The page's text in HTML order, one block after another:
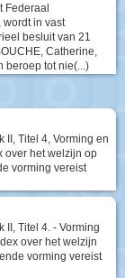
Federaal
wordt in vast
besluit van 21
Catherine,
beroep tot nie(...)
II, Titel 4, Vorming en
over het welzijn op
vorming vereist
Titel 4. - Vorming
over het welzijn
vorming vereist